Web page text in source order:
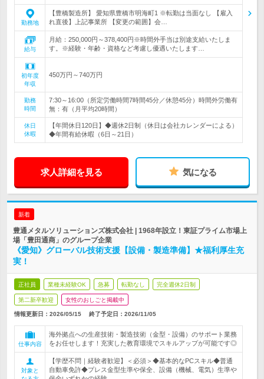
勤務地
【豊橋製造所】 愛知県豊橋市明海町1 ※転勤は当面なし 【雇入
れ直後】上記事業所 【変更の範囲】会…
給与
月給：250,000円～378,400円※時間外手当は別途支給いたしま
す。※経験・年齢・資格など考慮し優遇いたします…
初年度
年収
450万円～740万円
勤務
時間
7:30～16:00（所定労働時間7時間45分／休憩45分）時間外労働有
無：有（月平均20時間）
休日
休暇
【年間休日120日】◆週休2日制（休日は会社カレンダーによる）
◆年間有給休暇（6日～21日）
求人詳細を見る 気になる
新着
豊通メタルソリューションズ株式会社 | 1968年設立！東証プライム市場上
場「豊田通商」のグループ企業
《愛知》グローバル技術支援【設備・製造準備】★福利厚生充
実！
正社員 業種未経験OK 急募 転勤なし 完全週休2日制
第二新卒歓迎 女性のおしごと掲載中
情報更新日：2026/05/15 終了予定日： 2026/11/05
仕事内容
海外拠点への生産技術・製造技術（金型・設備）のサポート業務
をお任せします！充実した教育環境でスキルアップが可能です◎
対象と
【学歴不問｜経験者歓迎】＜必須＞◆基本的なPCスキル◆普通
自動車免許◆プレス金型生準や保全、設備（機械、電気）生準や